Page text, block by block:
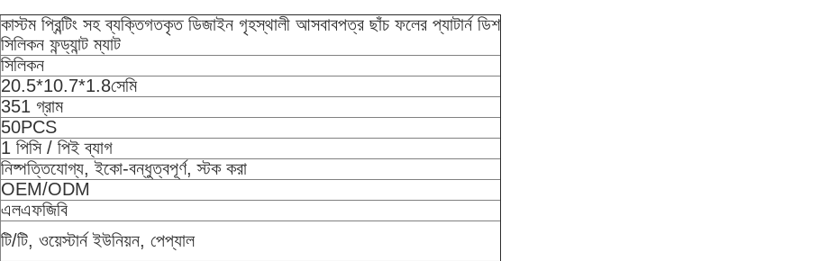
কাস্টম প্রিন্টিং সহ ব্যক্তিগতকৃত ডিজাইন গৃহস্থালী আসবাবপত্র ছাঁচ ফলের প্যাটার্ন ডিশ
সিলিকন ফন্ড্যান্ট ম্যাট
সিলিকন
20.5*10.7*1.8সেমি
351 গ্রাম
50PCS
1 পিসি / পিই ব্যাগ
নিষ্পত্তিযোগ্য, ইকো-বন্ধুত্বপূর্ণ, স্টক করা
OEM/ODM
এলএফজিবি
টি/টি, ওয়েস্টার্ন ইউনিয়ন, পেপ্যাল